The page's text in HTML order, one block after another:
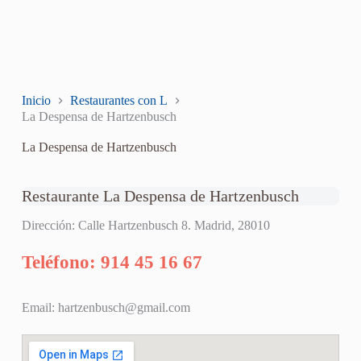
Inicio
Restaurantes con L
La Despensa de Hartzenbusch
La Despensa de Hartzenbusch
Restaurante La Despensa de Hartzenbusch
Dirección: Calle Hartzenbusch 8. Madrid, 28010
Teléfono: 914 45 16 67
Email: hartzenbusch@gmail.com